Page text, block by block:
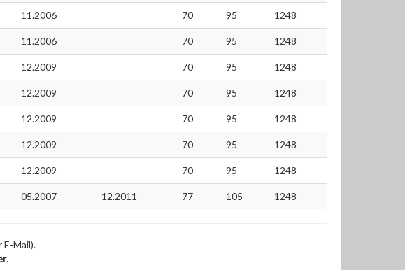
11.2006 70 95 1248
11.2006 70 95 1248
12.2009 70 95 1248
12.2009 70 95 1248
12.2009 70 95 1248
12.2009 70 95 1248
12.2009 70 95 1248
05.2007 12.2011 77 105 1248
E-Mail).
.